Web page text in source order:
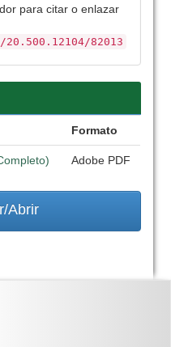
para citar o enlazar
82013
Formato
Adobe PDF
Abrir